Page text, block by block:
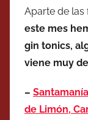
Aparte de las
este mes
gin tonics,
viene muy
–
de Limón,